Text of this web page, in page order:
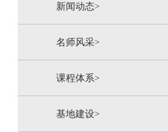
新闻动态>
名师风采>
课程体系>
基地建设>